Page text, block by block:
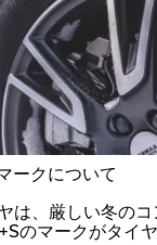
ークについて
は、厳しい冬の
のマークがタイ